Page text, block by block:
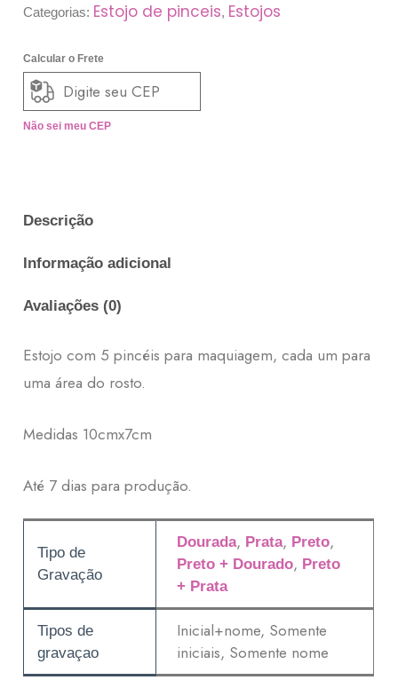
Categorias: Estojo de pinceis, Estojos
Calcular o Frete
Não sei meu CEP
Descrição
Informação adicional
Avaliações (0)
Estojo com 5 pincéis para maquiagem, cada um para
uma área do rosto.
Medidas 10cmx7cm
Até 7 dias para produção.
Tipo de
Gravação
Dourada, Prata, Preto,
Preto + Dourado, Preto
+ Prata
Tipos de
gravaçao
Inicial+nome, Somente
iniciais, Somente nome